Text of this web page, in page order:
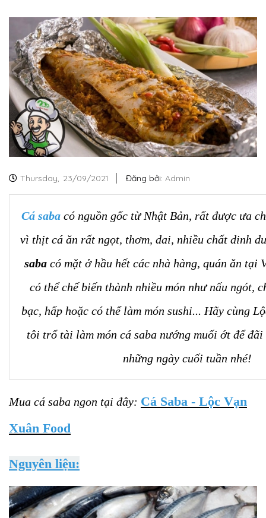
Thursday, 23/09/2021 Đăng bởi: Admin
Cá saba có nguồn gốc từ Nhật Bản, rất được ưa
vì thịt cá ăn rất ngọt, thơm, dai, nhiều chất dinh
saba có mặt ở hầu hết các nhà hàng, quán ăn tại
có thể chế biến thành nhiều món như nấu ngót,
bạc, hấp hoặc có thể làm món sushi... Hãy cùng
tôi trổ tài làm món cá saba nướng muối ớt để
những ngày cuối tuần nhé!
Mua cá saba ngon tại đây: Cá Saba - Lộc Vạn
Xuân Food
Nguyên liệu: